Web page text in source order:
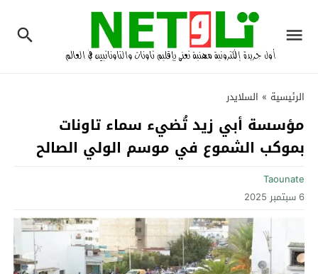
الرئيسية » السلايدر
مؤسسة أبي زيد تُضيء سماء تاونات
بموكب الشموع في موسم الولي الصالح
Taounate
6 سبتمبر 2025